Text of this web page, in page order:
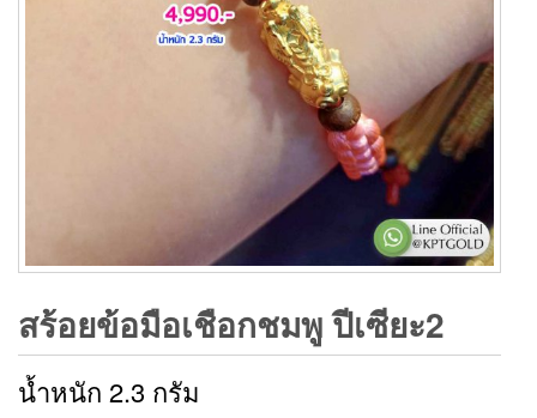
สร้อยข้อมือเชือกชมพู ปีเซียะ2
น้ำหนัก 2.3 กรัม